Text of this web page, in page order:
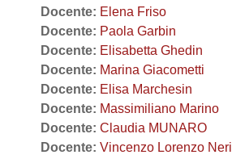
Docente: Elena Friso
Docente: Paola Garbin
Docente: Elisabetta Ghedin
Docente: Marina Giacometti
Docente: Elisa Marchesin
Docente: Massimiliano Marino
Docente: Claudia MUNARO
Docente: Vincenzo Lorenzo Neri